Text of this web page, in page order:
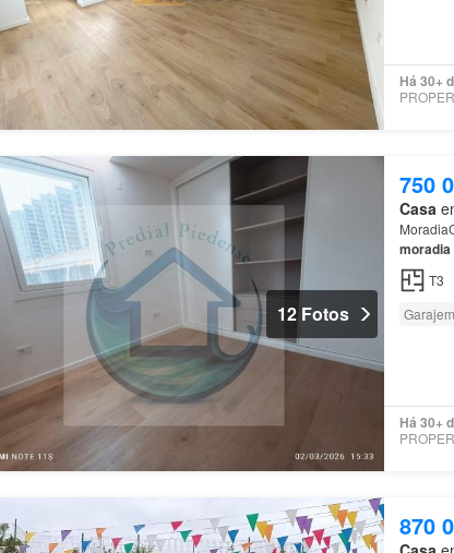
Há 30+
12 Fotos
750
Casa
moradia
Caparica
T3
Garajem
Há 30+
870